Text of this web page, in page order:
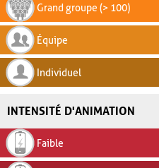
Grand groupe (> 100)
Équipe
Individuel
INTENSITÉ D'ANIMATION
Faible